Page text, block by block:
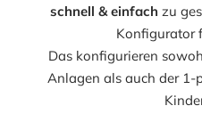
schnell & einfach zu
Konfigurator
Das konfigurieren
Anlagen als auch der